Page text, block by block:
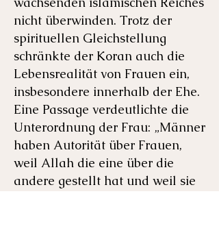
nicht überwinden. Trotz der
spirituellen Gleichstellung
schränkte der Koran auch die
Lebensrealität von Frauen ein,
insbesondere innerhalb der Ehe.
Eine Passage verdeutlichte die
Unterordnung der Frau: „Männer
haben Autorität über Frauen,
weil Allah die eine über die
andere gestellt hat und weil sie